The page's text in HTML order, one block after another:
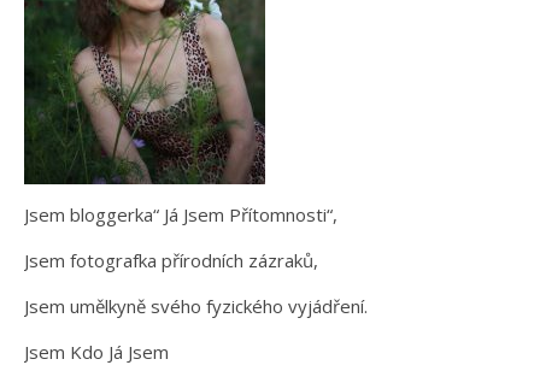
Jsem bloggerka“ Já Jsem Přítomnosti“,
Jsem fotografka přírodních zázraků,
Jsem umělkyně svého fyzického vyjádření.
Jsem Kdo Já Jsem